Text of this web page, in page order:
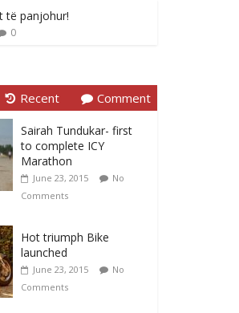
të panjohur!
0
Recent Comment
Sairah Tundukar- first
to complete ICY
Marathon
June 23, 2015
No
Comments
Hot triumph Bike
launched
June 23, 2015
No
Comments